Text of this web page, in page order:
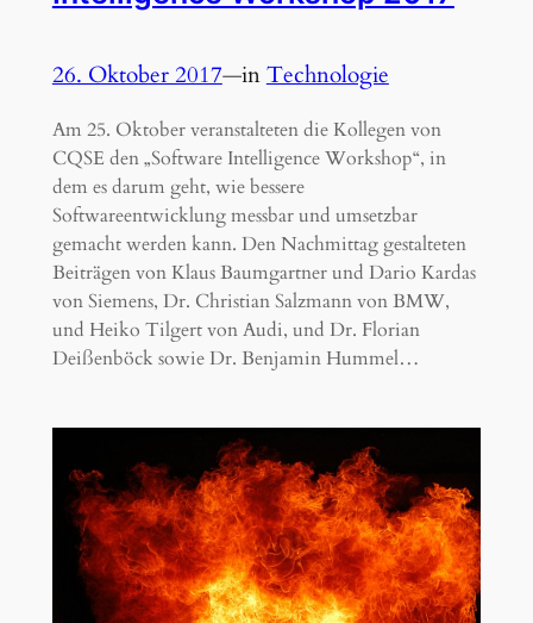
26. Oktober 2017—inTechnologie
Am 25. Oktober veranstalteten die Kollegen von
CQSE den „Software Intelligence Workshop“, in
dem es darum geht, wie bessere
Softwareentwicklung messbar und umsetzbar
gemacht werden kann. Den Nachmittag gestalteten
Beiträgen von Klaus Baumgartner und Dario Kardas
von Siemens, Dr. Christian Salzmann von BMW,
und Heiko Tilgert von Audi, und Dr. Florian
Deißenböck sowie Dr. Benjamin Hummel…